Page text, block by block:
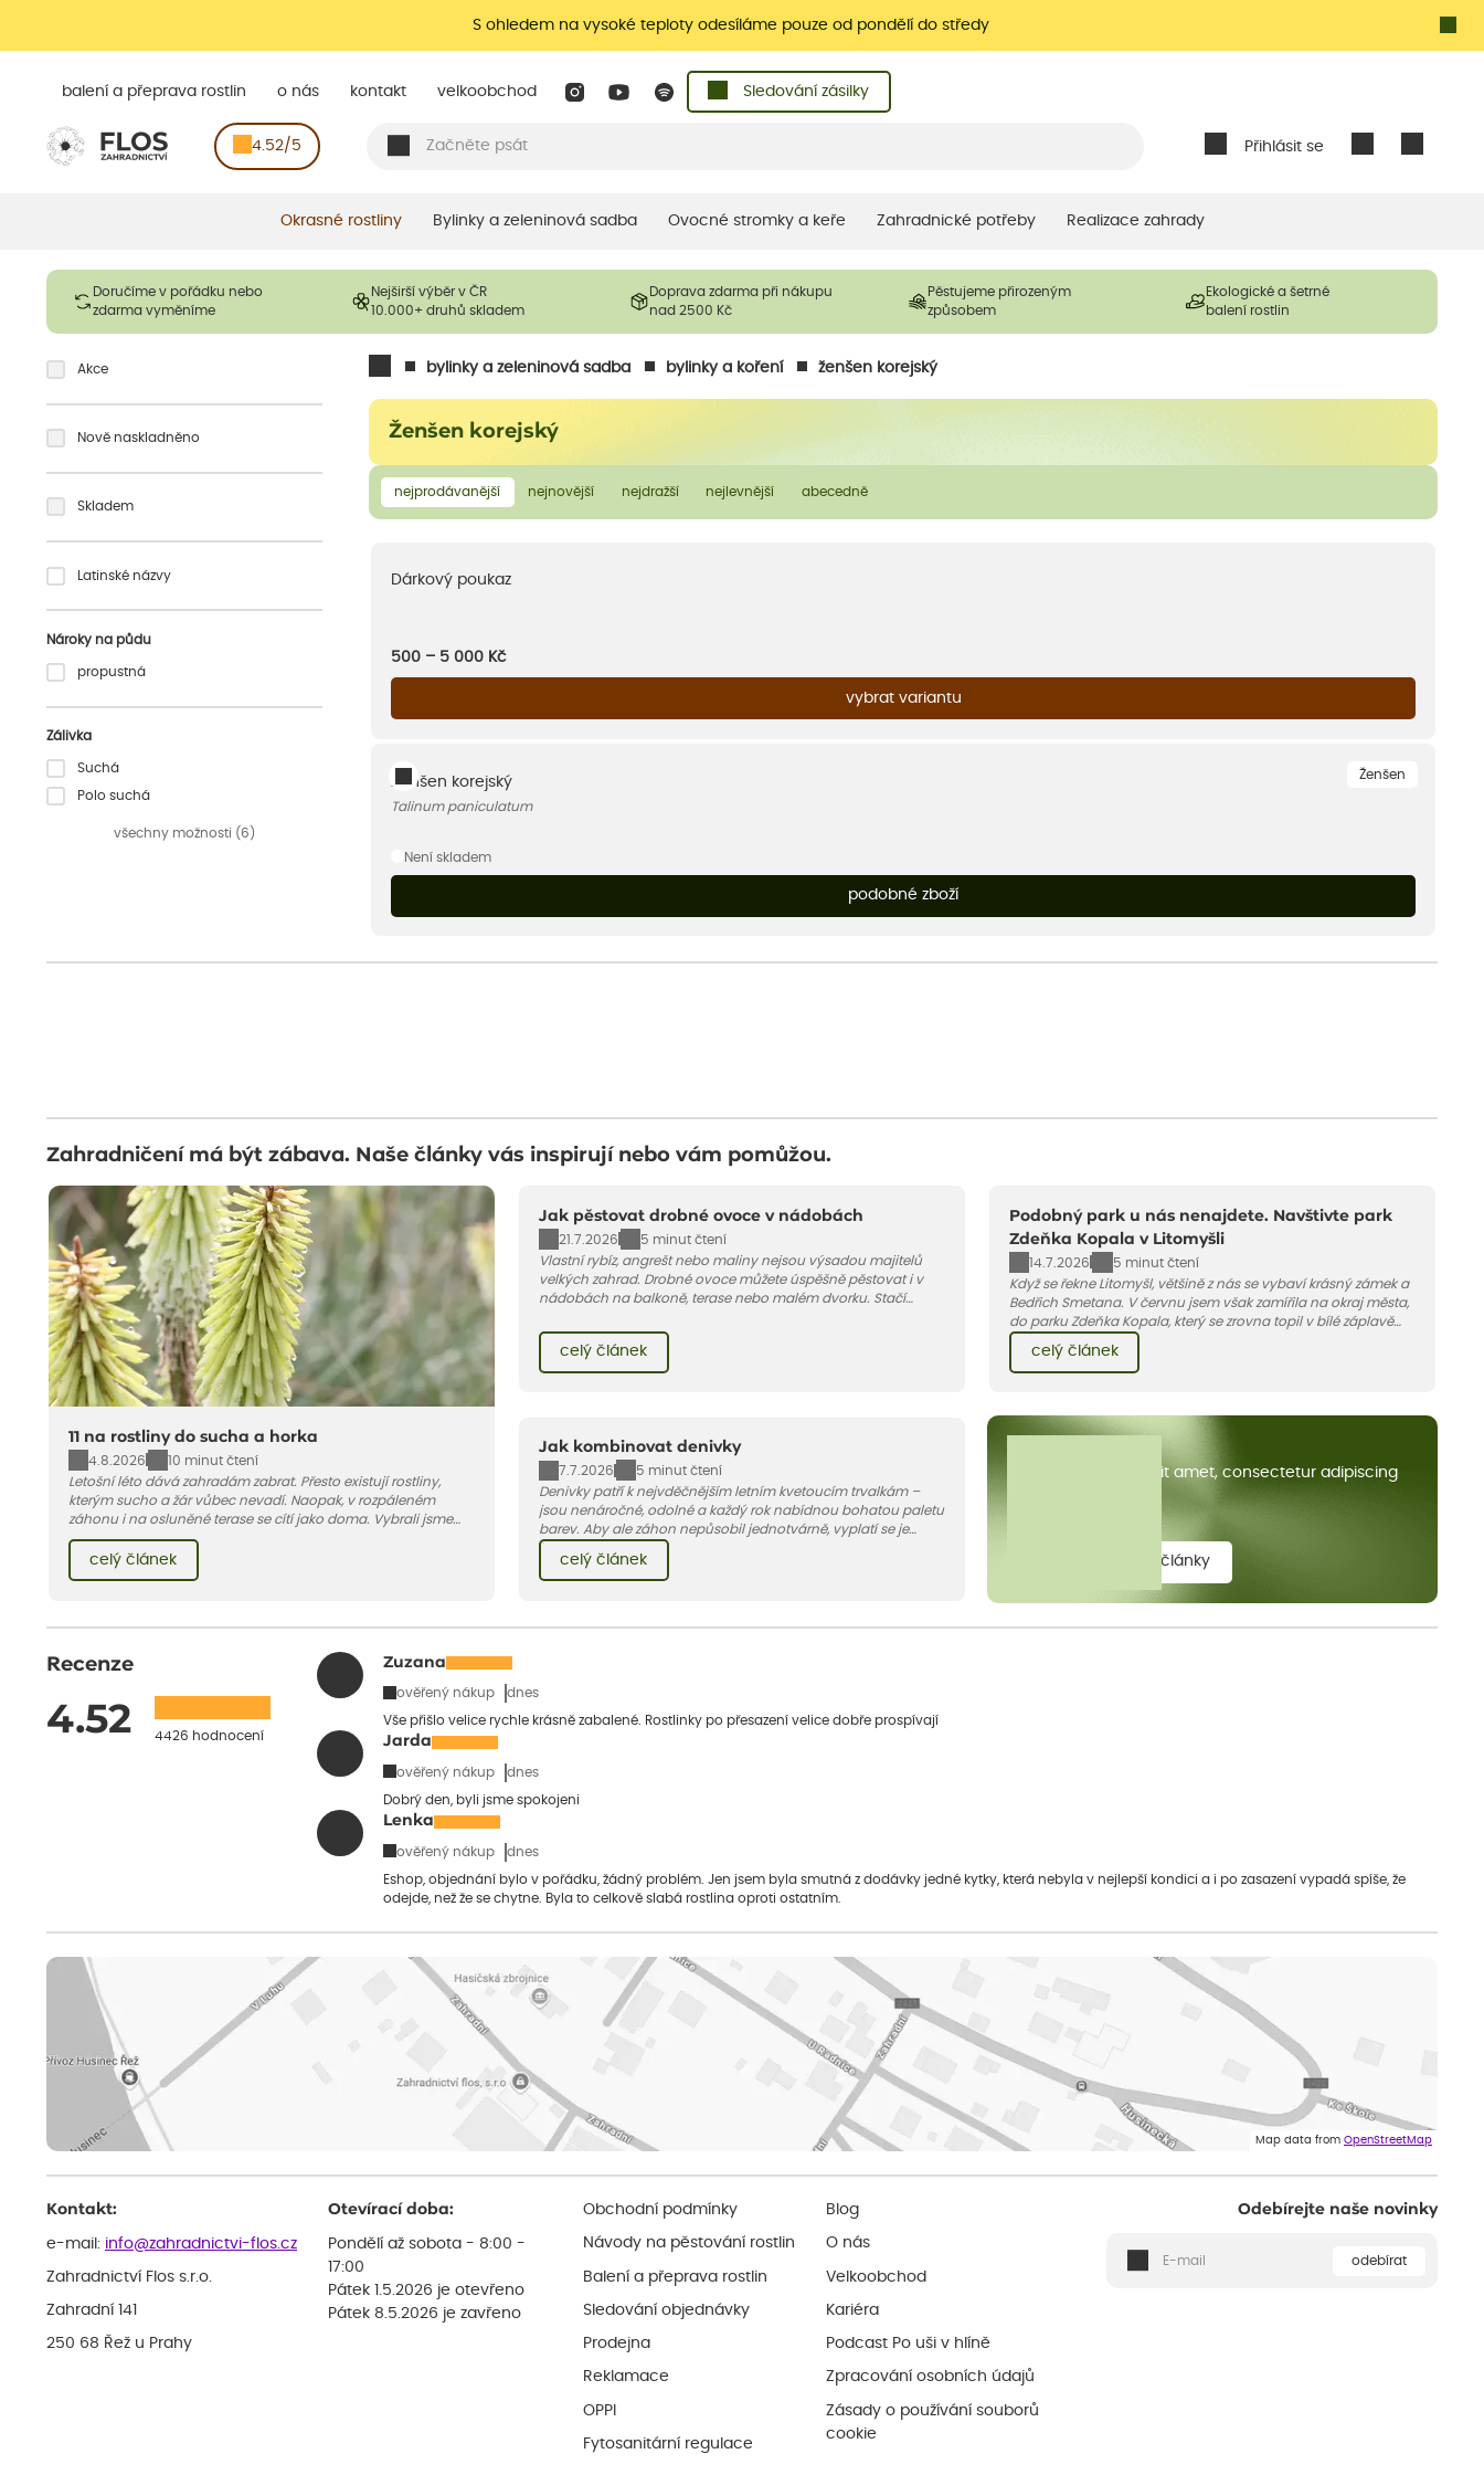
S ohledem na vysoké teploty odesíláme pouze od pondělí do středy
Přihlásit se
balení a přeprava rostlin o nás kontakt velkoobchod Sledování zásilky
4.52/5
Okrasné rostliny Bylinky a zeleninová sadba Ovocné stromky a keře Zahradnické potřeby Realizace zahrady
Doručíme v pořádku nebo
zdarma vyměníme
Nejširší výběr v ČR
10.000+ druhů skladem
Doprava zdarma při nákupu
nad 2500 Kč
Pěstujeme přirozeným
způsobem
Ekologické a šetrné
balení rostlin
bylinky a zeleninová sadba bylinky a koření ženšen korejský
Ženšen korejský
nejprodávanější nejnovější nejdražší nejlevnější abecedně
Akce
Nově naskladněno
Skladem
Latinské názvy
Nároky na půdu
propustná
Zálivka
Suchá
Polo suchá
všechny možnosti (6)
Dárkový poukaz
500 – 5 000 Kč
vybrat variantu
Ženšen
Ženšen korejský
Talinum paniculatum
Není skladem
podobné zboží
Zahradničení má být zábava. Naše články vás inspirují nebo vám pomůžou.
11 na rostliny do sucha a horka
4.8.2026
10 minut čtení
Letošní léto dává zahradám zabrat. Přesto existují rostliny,
kterým sucho a žár vůbec nevadí. Naopak, v rozpáleném
záhonu i na osluněné terase se cítí jako doma. Vybrali jsme
pro vás 11 tipů na odolné druhy, které zvládnou horké a suché
léto bez pravidelné zálivky. Pojďme se podívat, které to jsou.
celý článek
Jak pěstovat drobné ovoce v nádobách
21.7.2026
5 minut čtení
Vlastní rybíz, angrešt nebo maliny nejsou výsadou majitelů
velkých zahrad. Drobné ovoce můžete úspěšně pěstovat i v
nádobách na balkoně, terase nebo malém dvorku. Stačí
pár základních pravidel. V tomto článku vám poradíme, jak na
celý článek
Podobný park u nás nenajdete. Navštivte park
Zdeňka Kopala v Litomyšli
14.7.2026
5 minut čtení
Když se řekne Litomyšl, většině z nás se vybaví krásný zámek a
Bedřich Smetana. V červnu jsem však zamířila na okraj města,
do parku Zdeňka Kopala, který se zrovna topil v bílé záplavě
kvetoucích kopretin. Fotky řeknou víc než slova, přidávám k
nim pár řádků o tom, jak tento jedinečný kus krajiny vznikl.
celý článek
Jak kombinovat denivky
7.7.2026
5 minut čtení
Denivky patří k nejvděčnějším letním kvetoucím trvalkám –
jsou nenáročné, odolné a každý rok nabídnou bohatou paletu
barev. Aby ale záhon nepůsobil jednotvárně, vyplatí se je
jakými trvalkami a travinami denivky nejlépe ladí.
celý článek
Lorem ipsum dolor sit amet, consectetur adipiscing
zobrazit všechny články
Recenze
4.52 4426 hodnocení
Zuzana
ověřený nákup dnes
Vše přišlo velice rychle krásně zabalené. Rostlinky po přesazení velice dobře prospívají
Jarda
ověřený nákup dnes
Dobrý den, byli jsme spokojeni
Lenka
ověřený nákup dnes
Eshop, objednání bylo v pořádku, žádný problém. Jen jsem byla smutná z dodávky jedné kytky, která nebyla v nejlepší kondici a i po zasazení vypadá spíše, že
odejde, než že se chytne. Byla to celkově slabá rostlina oproti ostatním.
Map data from OpenStreetMap
Kontakt:
e-mail: info@zahradnictvi-flos.cz
Zahradnictví Flos s.r.o.
Zahradní 141
250 68 Řež u Prahy
Otevírací doba:
Pondělí až sobota - 8:00 -
17:00
Pátek 1.5.2026 je otevřeno
Pátek 8.5.2026 je zavřeno
Obchodní podmínky
Návody na pěstování rostlin
Balení a přeprava rostlin
Sledování objednávky
Prodejna
Reklamace
OPPI
Fytosanitární regulace
Blog
O nás
Velkoobchod
Kariéra
Podcast Po uši v hlíně
Zpracování osobních údajů
Zásady o používání souborů
cookie
Odebírejte naše novinky
odebírat